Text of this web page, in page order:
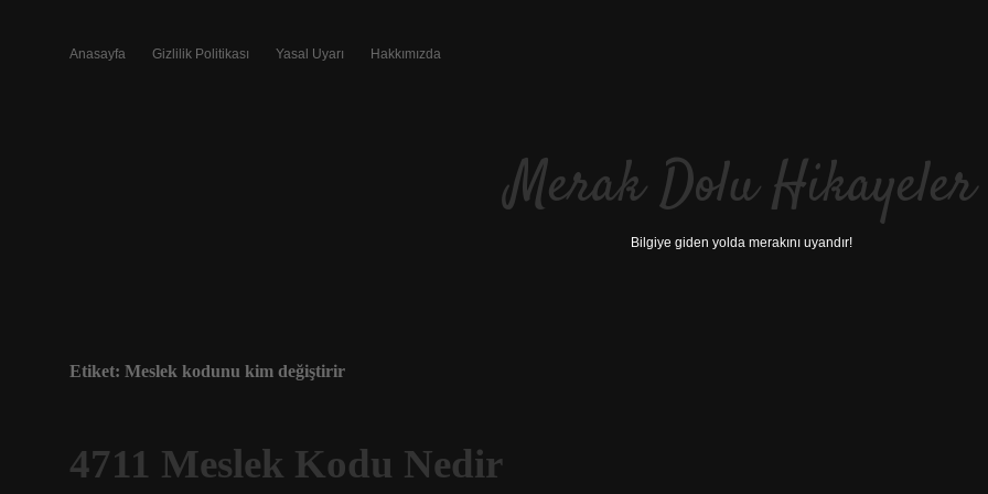
Anasayfa Gizlilik Politikası Yasal Uyarı Hakkımızda
Merak Dolu Hikayeler
Bilgiye giden yolda merakını uyandır!
Etiket: Meslek kodunu kim değiştirir
4711 Meslek Kodu Nedir